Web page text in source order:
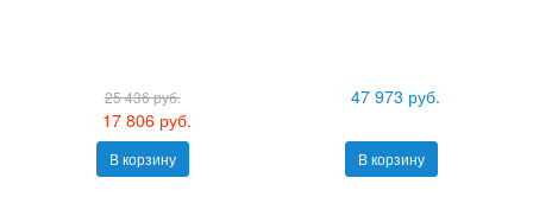
25 436 руб.
17 806 руб.
В корзину
47 973 руб.
В корзину